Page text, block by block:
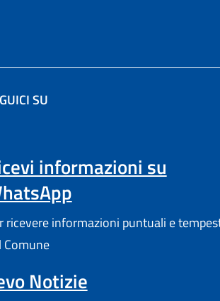
SU
informazioni su
ricevere informazioni puntuali e
Comune
Notizie